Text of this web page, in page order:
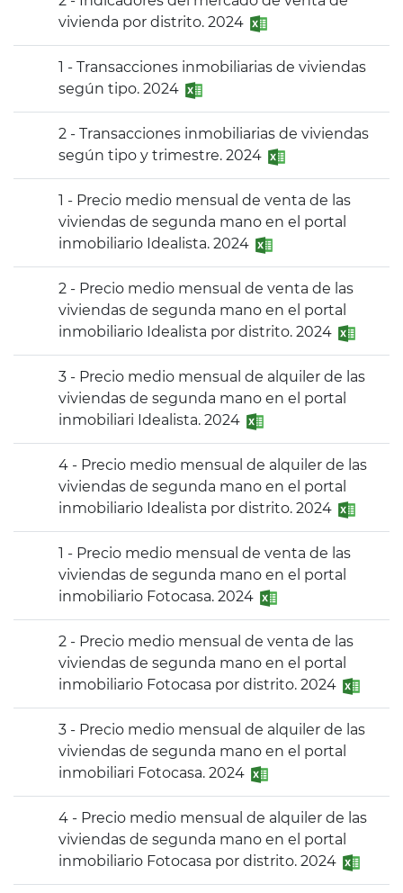
vivienda por distrito. 2024
1 - Transacciones inmobiliarias de viviendas
según tipo. 2024
2 - Transacciones inmobiliarias de viviendas
según tipo y trimestre. 2024
1 - Precio medio mensual de venta de las
viviendas de segunda mano en el portal
inmobiliario Idealista. 2024
2 - Precio medio mensual de venta de las
viviendas de segunda mano en el portal
inmobiliario Idealista por distrito. 2024
3 - Precio medio mensual de alquiler de las
viviendas de segunda mano en el portal
inmobiliari Idealista. 2024
4 - Precio medio mensual de alquiler de las
viviendas de segunda mano en el portal
inmobiliario Idealista por distrito. 2024
1 - Precio medio mensual de venta de las
viviendas de segunda mano en el portal
inmobiliario Fotocasa. 2024
2 - Precio medio mensual de venta de las
viviendas de segunda mano en el portal
inmobiliario Fotocasa por distrito. 2024
3 - Precio medio mensual de alquiler de las
viviendas de segunda mano en el portal
inmobiliari Fotocasa. 2024
4 - Precio medio mensual de alquiler de las
viviendas de segunda mano en el portal
inmobiliario Fotocasa por distrito. 2024